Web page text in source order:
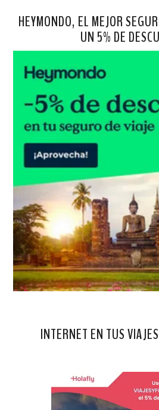
HEYMONDO, EL MEJOR
UN 5% DE
INTERNET EN TUS